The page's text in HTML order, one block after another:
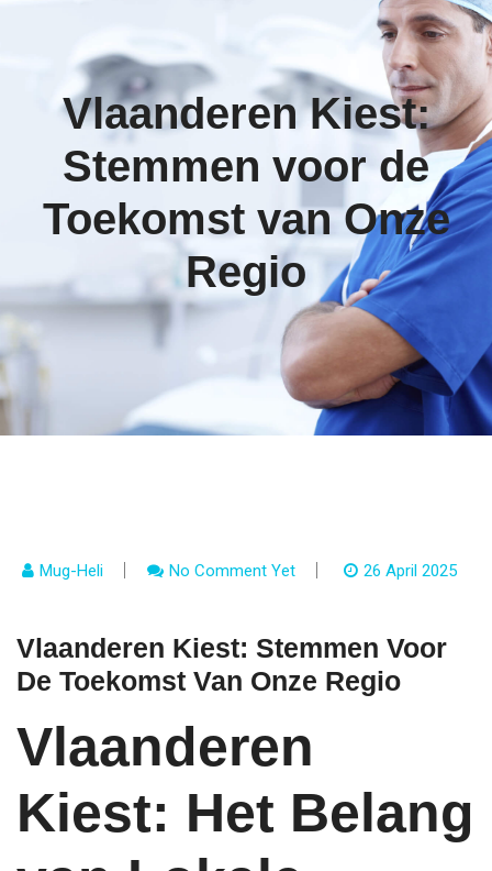
Vlaanderen Kiest:
Stemmen voor de
Toekomst van Onze
Regio
Mug-Heli No Comment Yet 26 April 2025
Vlaanderen Kiest: Stemmen Voor
De Toekomst Van Onze Regio
Vlaanderen
Kiest: Het Belang